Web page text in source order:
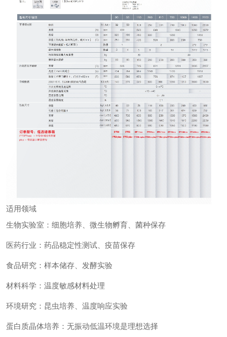
适用领域
生物实验室：细胞培养、微生物孵育、菌种保存
医药行业：药品稳定性测试、疫苗保存
食品研究：样本储存、发酵实验
材料科学：温度敏感材料处理
环境研究：昆虫培养、温度响应实验
蛋白质晶体培养：无振动低温环境是理想选择